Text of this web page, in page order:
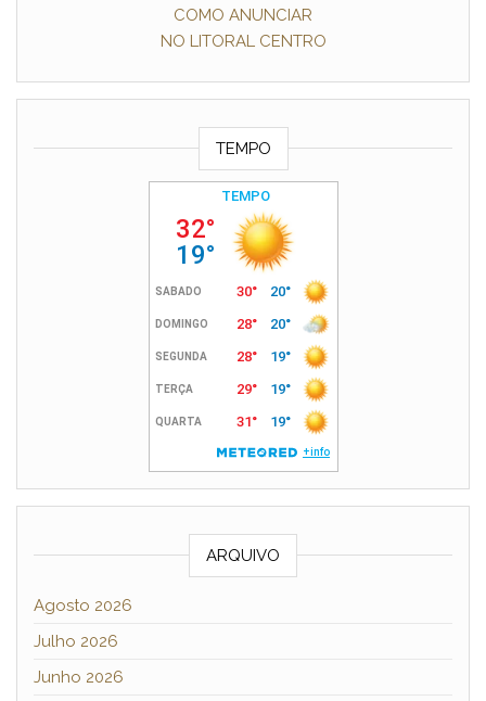
COMO ANUNCIAR
NO LITORAL CENTRO
TEMPO
ARQUIVO
Agosto 2026
Julho 2026
Junho 2026